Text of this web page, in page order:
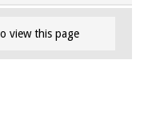
view this page